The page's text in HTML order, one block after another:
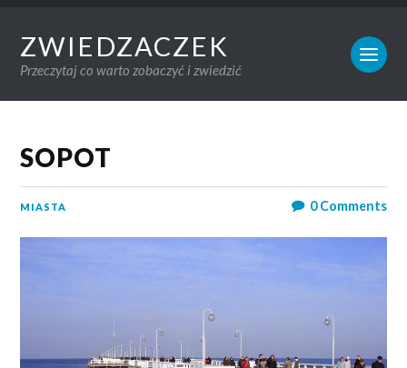
ZWIEDZACZEK
Przeczytaj co warto zobaczyć i zwiedzić
SOPOT
MIASTA 0Comments